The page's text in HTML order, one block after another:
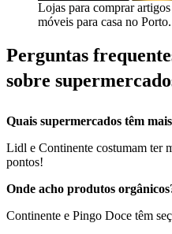
Lojas para comprar
móveis para casa no
Perguntas
sobre
Quais supermercados têm
Lidl e Continente costumam ter
pontos!
Onde acho produtos
Continente e Pingo Doce têm